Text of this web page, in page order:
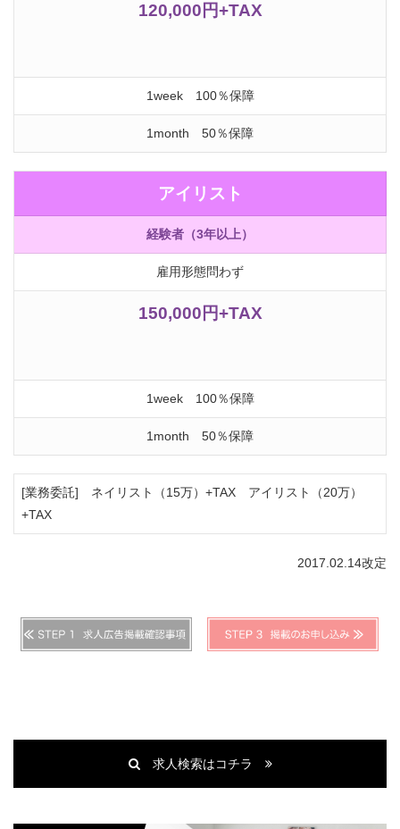
120,000円+TAX
1week 100％保障
1month 50％保障
アイリスト
経験者（3年以上）
雇用形態問わず
150,000円+TAX
1week 100％保障
1month 50％保障
[業務委託] ネイリスト（15万）+TAX アイリスト（20万）
+TAX
2017.02.14改定
求人検索はコチラ